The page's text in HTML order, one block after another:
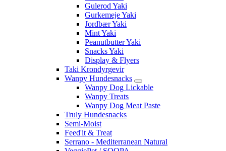
Gulerod Yaki
Gurkemeje Yaki
Jordbær Yaki
Mint Yaki
Peanutbutter Yaki
Snacks Yaki
Display & Flyers
Taki Krondyrgevir
Wanpy Hundesnacks
Wanpy Dog Lickable
Wanpy Treats
Wanpy Dog Meat Paste
Truly Hundesnacks
Semi-Moist
Feed'it & Treat
Serrano - Mediterranean Natural